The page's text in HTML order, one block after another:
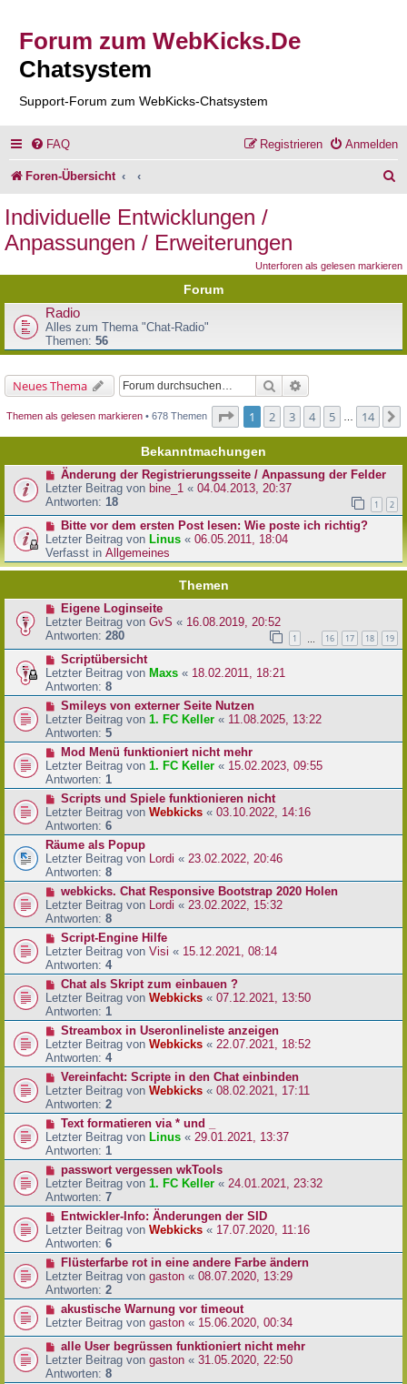
Forum zum WebKicks.De
Chatsystem
Support-Forum zum WebKicks-Chatsystem
FAQ Anmelden
Registrieren
Foren-Übersicht
Individuelle Entwicklungen /
Anpassungen / Erweiterungen
Unterforen als gelesen markieren
Forum
Radio
Alles zum Thema "Chat-Radio"
Themen: 56
Neues Thema Suche
Themen als gelesen markieren • 678 Themen Seite von
1 2 3 4 5 14
Bekanntmachungen
Änderung der Registrierungsseite / Anpassung der Felder
Letzter Beitrag von bine_1 « 04.04.2013, 20:37
Antworten: 18 1 2
Bitte vor dem ersten Post lesen: Wie poste ich richtig?
Letzter Beitrag von Linus « 06.05.2011, 18:04
Verfasst in Allgemeines
Themen
Eigene Loginseite
Letzter Beitrag von GvS « 16.08.2019, 20:52
Antworten: 280 1 16 17 18 19
Scriptübersicht
Letzter Beitrag von Maxs « 18.02.2011, 18:21
Antworten: 8
Smileys von externer Seite Nutzen
Letzter Beitrag von 1. FC Keller « 11.08.2025, 13:22
Antworten: 5
Mod Menü funktioniert nicht mehr
Letzter Beitrag von 1. FC Keller « 15.02.2023, 09:55
Antworten: 1
Scripts und Spiele funktionieren nicht
Letzter Beitrag von Webkicks « 03.10.2022, 14:16
Antworten: 6
Räume als Popup
Letzter Beitrag von
Lordi « 23.02.2022, 20:46
Antworten: 8
webkicks. Chat Responsive Bootstrap 2020 Holen
Letzter Beitrag von
Lordi « 23.02.2022, 15:32
Antworten: 8
Script-Engine Hilfe
Letzter Beitrag von Visi « 15.12.2021, 08:14
Antworten: 4
Chat als Skript zum einbauen ?
Letzter Beitrag von Webkicks « 07.12.2021, 13:50
Antworten: 1
Streambox in Useronlineliste anzeigen
Letzter Beitrag von Webkicks « 22.07.2021, 18:52
Antworten: 4
Vereinfacht: Scripte in den Chat einbinden
Letzter Beitrag von Webkicks « 08.02.2021, 17:11
Antworten: 2
Text formatieren via * und _
Letzter Beitrag von Linus « 29.01.2021, 13:37
Antworten: 1
passwort vergessen wkTools
Letzter Beitrag von 1. FC Keller « 24.01.2021, 23:32
Antworten: 7
Entwickler-Info: Änderungen der SID
Letzter Beitrag von Webkicks « 17.07.2020, 11:16
Antworten: 6
Flüsterfarbe rot in eine andere Farbe ändern
Letzter Beitrag von gaston « 08.07.2020, 13:29
Antworten: 2
akustische Warnung vor timeout
Letzter Beitrag von gaston « 15.06.2020, 00:34
alle User begrüssen funktioniert nicht mehr
Letzter Beitrag von gaston « 31.05.2020, 22:50
Antworten: 8